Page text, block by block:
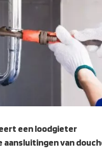
een loodgieter
van